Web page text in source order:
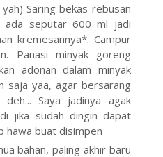
Saring bekas rebusan
ada seputar 600 ml jadi
kremesannya*. Campur
Panasi minyak goreng
adonan dalam minyak
saja yaa, agar bersarang
Saya jadinya agak
jika sudah dingin dapat
hawa buat disimpen
bahan, paling akhir baru